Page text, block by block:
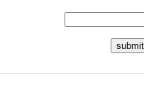
submit